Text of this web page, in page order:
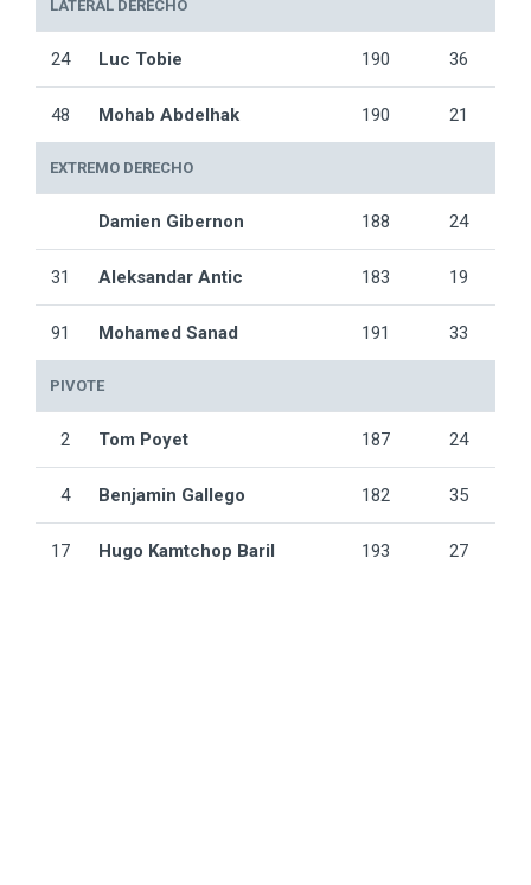
LATERAL DERECHO
24 Luc Tobie 190 36
48 Mohab Abdelhak 190 21
EXTREMO DERECHO
Damien Gibernon 188 24
31 Aleksandar Antic 183 19
91 Mohamed Sanad 191 33
PIVOTE
2 Tom Poyet 187 24
4 Benjamin Gallego 182 35
17 Hugo Kamtchop Baril 193 27